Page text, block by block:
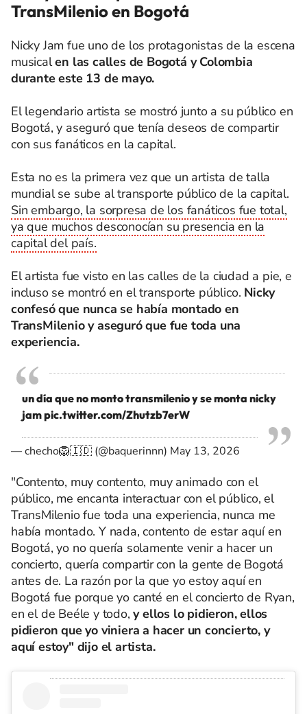
TransMilenio en Bogotá
Nicky Jam fue uno de los protagonistas de la escena
musicalen las calles de Bogotá y Colombia
durante este 13 de mayo.
El legendario artista se mostró junto a su público en
Bogotá, y aseguró que tenía deseos de compartir
con sus fanáticos en la capital.
Esta no es la primera vez que un artista de talla
mundial se sube al transporte público de la capital.
Sin embargo, la sorpresa de los fanáticos fue total,
ya que muchos desconocían su presencia en la
capital del país.
El artista fue visto en las calles de la ciudad a pie, e
incluso se montró en el transporte público. Nicky
confesó que nunca se había montado en
TransMilenio y aseguró que fue toda una
experiencia.
un día que no monto transmilenio y se monta nicky
jampic.twitter.com/Zhutzb7erW
— checho🦁🇮🇩 (@baquerinnn) May 13, 2026
"Contento, muy contento, muy animado con el
público, me encanta interactuar con el público, el
TransMilenio fue toda una experiencia, nunca me
había montado. Y nada, contento de estar aquí en
Bogotá, yo no quería solamente venir a hacer un
concierto, quería compartir con la gente de Bogotá
antes de. La razón por la que yo estoy aquí en
Bogotá fue porque yo canté en el concierto de Ryan,
en el de Beéle y todo,y ellos lo pidieron, ellos
pidieron que yo viniera a hacer un concierto, y
aquí estoy" dijo el artista.